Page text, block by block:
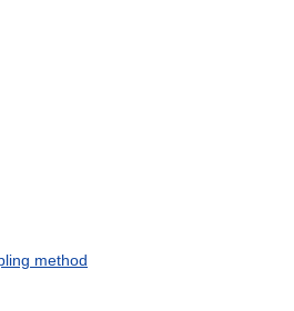
method